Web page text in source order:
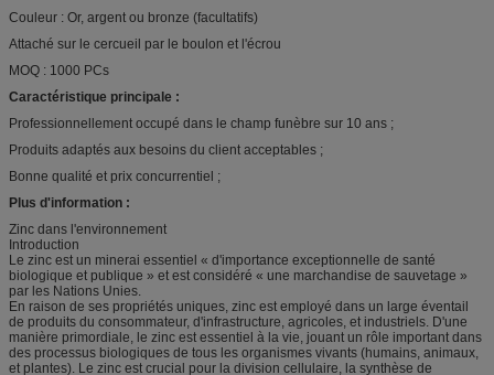
Couleur : Or, argent ou bronze (facultatifs)
Attaché sur le cercueil par le boulon et l'écrou
MOQ : 1000 PCs
Caractéristique principale :
Professionnellement occupé dans le champ funèbre sur 10 ans ;
Produits adaptés aux besoins du client acceptables ;
Bonne qualité et prix concurrentiel ;
Plus d'information :
Zinc dans l'environnement
Introduction
Le zinc est un minerai essentiel « d'importance exceptionnelle de santé
biologique et publique » et est considéré « une marchandise de sauvetage »
par les Nations Unies.
En raison de ses propriétés uniques, zinc est employé dans un large éventail
de produits du consommateur, d'infrastructure, agricoles, et industriels. D'une
manière primordiale, le zinc est essentiel à la vie, jouant un rôle important dans
des processus biologiques de tous les organismes vivants (humains, animaux,
et plantes). Le zinc est crucial pour la division cellulaire, la synthèse de